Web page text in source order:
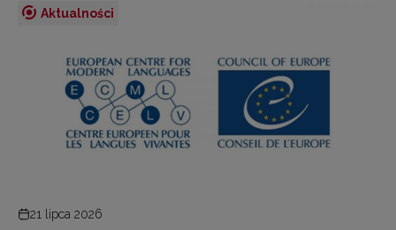
Aktualności
21 lipca 2026